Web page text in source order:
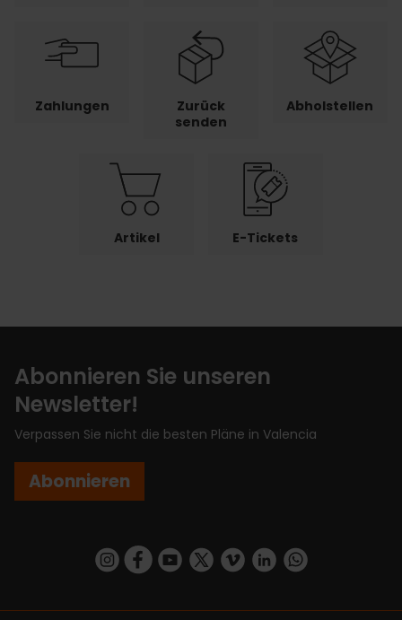
Zahlungen
Zurück
senden
Abholstellen
Artikel E-Tickets
Abonnieren Sie unseren
Newsletter!
Verpassen Sie nicht die besten Pläne in Valencia
Abonnieren
https://www.instagram.com/visit_valencia/
https://www.facebook.com/
https://www.youtube.com/user/
https://twitter.com/_VivaValencia
https://vimeo.com/
https://www.linkedin.com/company/turismo-valencia/https://api.whatsapp.com/send/